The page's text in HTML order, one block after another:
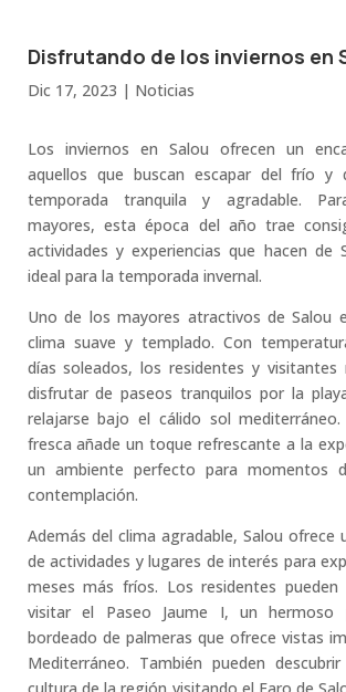
Disfrutando de los inviernos en
Dic 17, 2023 | Noticias
Los inviernos en Salou ofrecen un
aquellos que buscan escapar del frío y
temporada tranquila y agradable.
mayores, esta época del año trae
actividades y experiencias que hacen de
ideal para la temporada invernal.
Uno de los mayores atractivos de Salou
clima suave y templado. Con
días soleados, los residentes y visitantes
disfrutar de paseos tranquilos por la
relajarse bajo el cálido sol
fresca añade un toque refrescante a la
un ambiente perfecto para momentos
contemplación.
Además del clima agradable, Salou ofrece
de actividades y lugares de interés para
meses más fríos. Los residentes pueden
visitar el Paseo Jaume I, un hermoso
bordeado de palmeras que ofrece vistas
Mediterráneo. También pueden